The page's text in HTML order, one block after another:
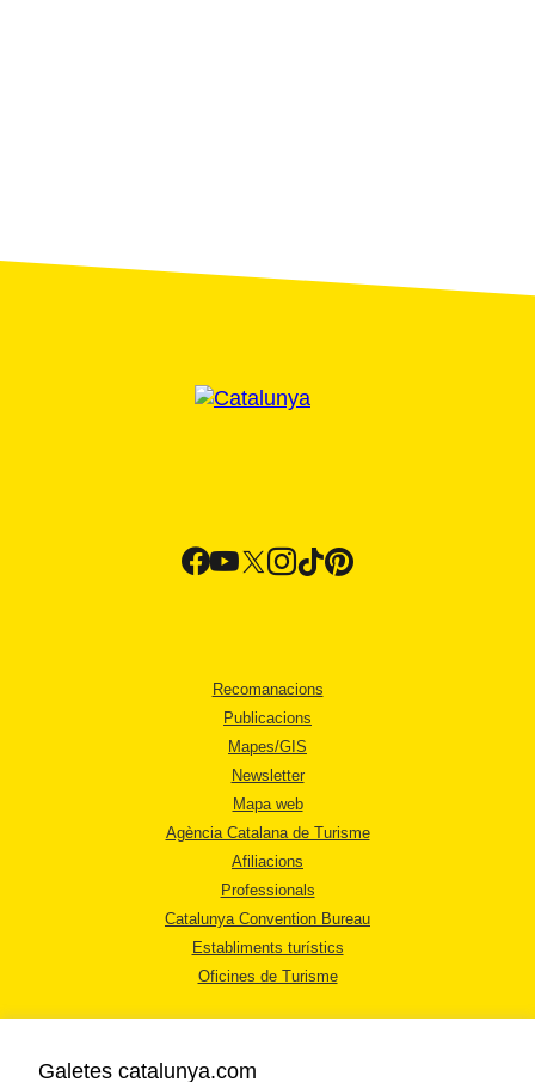
Recomanacions
Publicacions
Mapes/GIS
Newsletter
Mapa web
Agència Catalana de Turisme
Afiliacions
Professionals
Catalunya Convention Bureau
Establiments turístics
Oficines de Turisme
Galetes catalunya.com